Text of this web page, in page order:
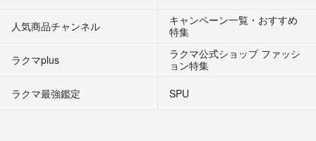
人気商品チャンネル
キャンペーン一覧・おすすめ
特集
ラクマplus
ラクマ公式ショップ ファッシ
ョン特集
ラクマ最強鑑定
SPU